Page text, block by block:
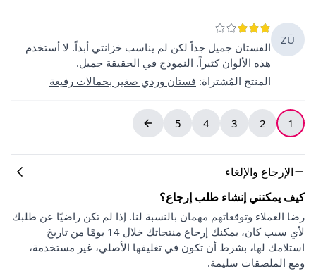
ZÜ
الفستان جميل جداً لكن لم يناسب خزانتي أبداً. لا أستخدم
هذه الألوان كثيراً. النموذج في الحقيقة جميل.
المنتج المُشتراة: فستان وردي صغير بحمالات رفيعة
1
2
3
4
5
الإرجاع والإلغاء
كيف يمكنني إنشاء طلب إرجاع؟
رضا العملاء وتوقعاتهم مهمان بالنسبة لنا. إذا لم تكن راضيًا عن طلبك
لأي سبب كان، يمكنك إرجاع منتجاتك خلال 14 يومًا من تاريخ
استلامك لها، بشرط أن تكون في تغليفها الأصلي، غير مستخدمة،
ومع الملصقات سليمة.